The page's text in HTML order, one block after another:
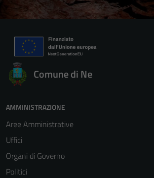
Comune di Ne
AMMINISTRAZIONE
Aree Amministrative
Uffici
Organi di Governo
Politici